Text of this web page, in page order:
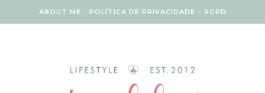
ABOUT ME POLÍTICA DE PRIVACIDADE – RGPD